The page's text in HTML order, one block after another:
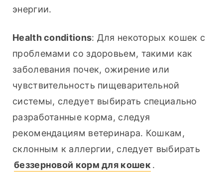
энергии.
Health conditions: Для некоторых кошек с
проблемами со здоровьем, такими как
заболевания почек, ожирение или
чувствительность пищеварительной
системы, следует выбирать специально
разработанные корма, следуя
рекомендациям ветеринара. Кошкам,
беззерновой корм для кошек.